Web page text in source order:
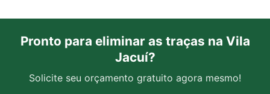
Pronto para eliminar as traças na Vila
Jacuí?
Solicite seu orçamento gratuito agora mesmo!